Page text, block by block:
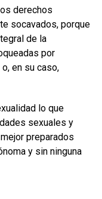
derechos
socavados, porque
de la
por
en su caso,
lo que
sexuales y
preparados
y sin ninguna